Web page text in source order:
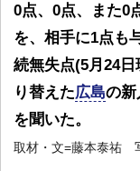
0点、0点、また0
を、相手に1点も
続無失点(5月24
り替えた広島の新
を聞いた。
取材・文=藤本泰祐